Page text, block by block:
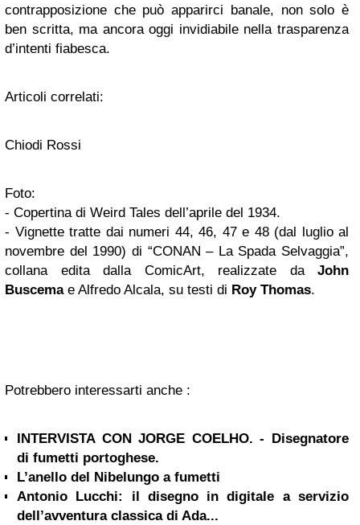
contrapposizione che può apparirci banale, non solo è
ben scritta, ma ancora oggi invidiabile nella trasparenza
d’intenti fiabesca.
Articoli correlati:
Chiodi Rossi
Foto:
- Copertina di Weird Tales dell’aprile del 1934.
- Vignette tratte dai numeri 44, 46, 47 e 48 (dal luglio al
novembre del 1990) di “CONAN – La Spada Selvaggia”,
collana edita dalla ComicArt, realizzate da John
Buscemae Alfredo Alcala, su testi di Roy Thomas.
Potrebbero interessarti anche :
INTERVISTA CON JORGE COELHO. - Disegnatore
di fumetti portoghese.
L’anello del Nibelungo a fumetti
Antonio Lucchi: il disegno in digitale a servizio
dell’avventura classica di Ada...